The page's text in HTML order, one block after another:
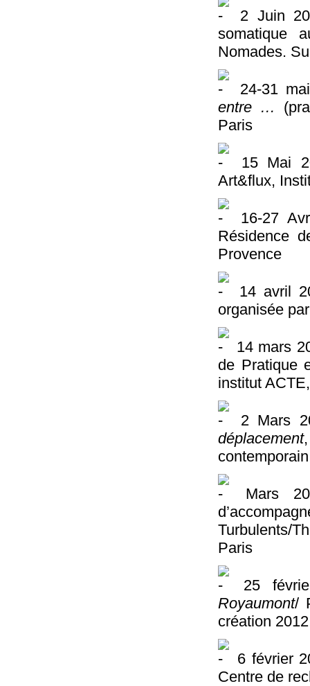
2 Juin
somatique
Nomades.
24-31
entre …
Paris
15 Mai
Art&flux,
16-27
Résidence
Provence
14 avril
organisée
14 mars
de Pratique
institut
2 Mars
déplacement
Mars
Turbulents/
Paris
25
Royaumont/
création
6 février
Centre de